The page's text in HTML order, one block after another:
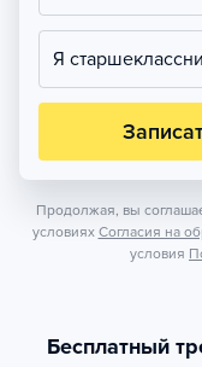
Я
Продолжая, вы
условиях Согласия на
условия
Бесплатный